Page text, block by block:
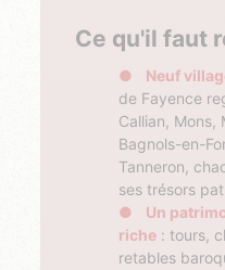
Ce qu'il faut
Neuf
de Fayence
Callian, Mons,
Bagnols-en-
Tanneron,
ses trésors
Un
riche : tours,
retables